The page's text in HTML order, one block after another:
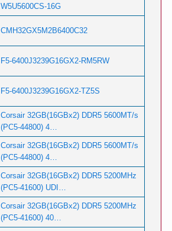
W5U5600CS-16G
CMH32GX5M2B6400C32
F5-6400J3239G16GX2-RM5RW
F5-6400J3239G16GX2-TZ5S
Corsair 32GB(16GBx2) DDR5 5600MT/s
(PC5-44800) 4…
Corsair 32GB(16GBx2) DDR5 5600MT/s
(PC5-44800) 4…
Corsair 32GB(16GBx2) DDR5 5200MHz
(PC5-41600) UDI…
Corsair 32GB(16GBx2) DDR5 5200MHz
(PC5-41600) 40…